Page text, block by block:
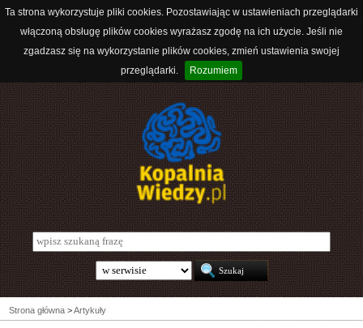
Ta strona wykorzystuje pliki cookies. Pozostawiając w ustawieniach przeglądarki
włączoną obsługę plików cookies wyrażasz zgodę na ich użycie. Jeśli nie
zgadzasz się na wykorzystanie plików cookies, zmień ustawienia swojej
przeglądarki.
Rozumiem
Strona główna >Artykuły